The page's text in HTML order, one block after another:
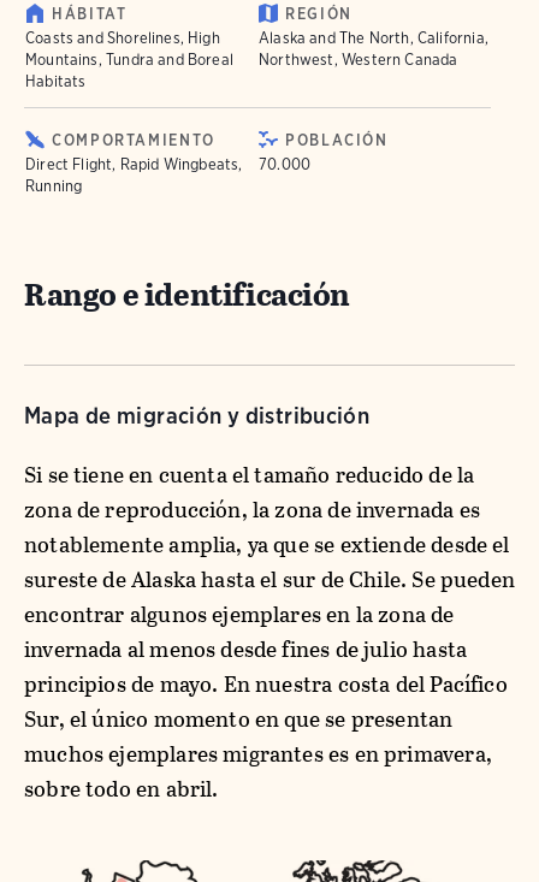
HÁBITAT
Coasts and Shorelines, High
Mountains, Tundra and Boreal
Habitats
REGIÓN
Alaska and The North, California,
Northwest, Western Canada
COMPORTAMIENTO
Direct Flight, Rapid Wingbeats,
Running
POBLACIÓN
70.000
Rango e identificación
Mapa de migración y distribución
Si se tiene en cuenta el tamaño reducido de la
zona de reproducción, la zona de invernada es
notablemente amplia, ya que se extiende desde el
sureste de Alaska hasta el sur de Chile. Se pueden
encontrar algunos ejemplares en la zona de
invernada al menos desde fines de julio hasta
principios de mayo. En nuestra costa del Pacífico
Sur, el único momento en que se presentan
muchos ejemplares migrantes es en primavera,
sobre todo en abril.